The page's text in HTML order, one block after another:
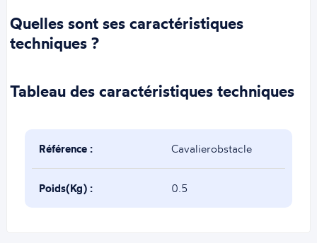
Quelles sont ses caractéristiques
techniques ?
Tableau des caractéristiques techniques
Référence : Cavalierobstacle
Poids(Kg) : 0.5